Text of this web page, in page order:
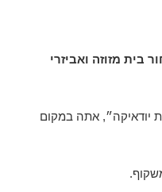
בית מזוזה ואביזרי
יודאיקה״, אתה במקום